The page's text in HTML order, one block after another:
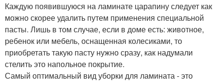
Каждую появившуюся на ламинате царапину следует как
можно скорее удалить путем применения специальной
пасты. Лишь в том случае, если в доме есть: животное,
ребенок или мебель, оснащенная колесиками, то
приобретать такую пасту нужно сразу, как надумали
стелить это напольное покрытие.
Самый оптимальный вид уборки для ламината - это